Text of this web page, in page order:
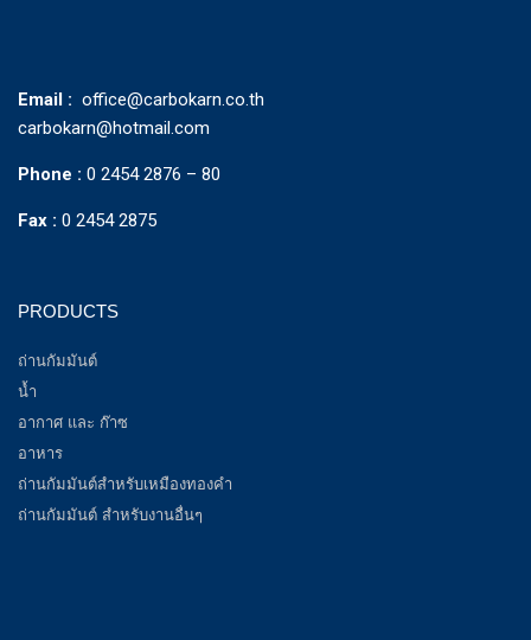
Email : office@carbokarn.co.th
carbokarn@hotmail.com
Phone : 0 2454 2876 – 80
Fax : 0 2454 2875
PRODUCTS
ถ่านกัมมันต์
น้ำ
อากาศ และ ก๊าซ
อาหาร
ถ่านกัมมันต์สำหรับเหมืองทองคำ
ถ่านกัมมันต์ สำหรับงานอื่นๆ